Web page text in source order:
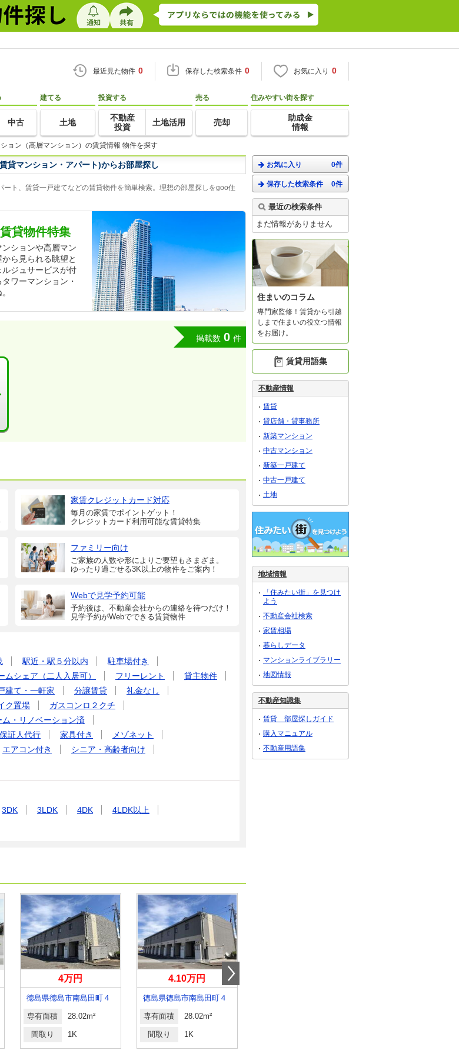
最近見た物件 0 保存した検索条件 0 お気に入り 0
中古
建てる
土地
投資する
不動産
投資
土地活用
売る
売却
住みやすい街を探す
助成金
情報
ョン（高層マンション）の賃貸情報 物件を探す
貸マンション・アパート)からお部屋探し
ト、賃貸一戸建てなどの賃貸物件を簡単検索。理想の部屋探しをgoo住
貸物件特集
ションや高層マン
ら見られる眺望と
ジュサービスが付
ワーマンション・
掲載数 0 件
家賃クレジットカード対応
毎月の家賃でポイントゲット！
クレジットカード利用可能な賃貸特集
ファミリー向け
ご家族の人数や形によりご要望もさまざま。
ゆったり過ごせる3K以上の物件をご案内！
Webで見学予約可能
予約後は、不動産会社からの連絡を待つだけ！
見学予約がWebでできる賃貸物件
駅近・駅５分以内
駐車場付き
ムシェア（二人入居可） フリーレント
貸主物件
建て・一軒家 分譲賃貸
礼金なし
ク置場
ガスコンロ２クチ
ム・リノベーション済
証人代行 家具付き
メゾネット
エアコン付き
シニア・高齢者向け
3DK 3LDK 4DK
4LDK以上
4万円
徳島県徳島市南島田町４
専有面積 28.02m²
間取り 1K
4.10万円
徳島県徳島市南島田町４
専有面積 28.02m²
間取り 1K
お気に入り 0件
保存した検索条件 0件
最近の検索条件
まだ情報がありません
住まいのコラム
専門家監修！賃貸から引越
しまで住まいの役立つ情報
をお届け。
賃貸用語集
不動産情報
賃貸
貸店舗・貸事務所
新築マンション
中古マンション
新築一戸建て
中古一戸建て
土地
地域情報
「住みたい街」を見つけ
よう
不動産会社検索
家賃相場
暮らしデータ
マンションライブラリー
地図情報
不動産知識集
賃貸 部屋探しガイド
購入マニュアル
不動産用語集